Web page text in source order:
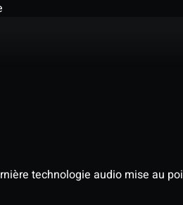
technologie audio mise au